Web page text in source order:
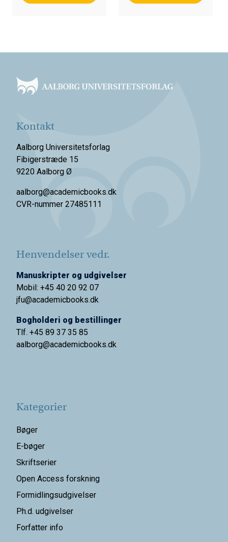
Kontakt
Aalborg Universitetsforlag
Fibigerstræde 15
9220 Aalborg Ø
aalborg@academicbooks.dk
CVR-nummer 27485111
Henvendelser vedr.
Manuskripter og udgivelser
Mobil: +45 40 20 92 07
jfu@academicbooks.dk
Bogholderi og bestillinger
Tlf. +45 89 37 35 85
aalborg@academicbooks.dk
Kategorier
Bøger
E-bøger
Skriftserier
Open Access forskning
Formidlingsudgivelser
Ph.d. udgivelser
Forfatter info